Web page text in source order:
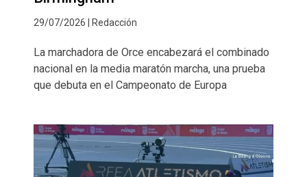
29/07/2026 | Redacción
La marchadora de Orce encabezará el combinado
nacional en la media maratón marcha, una prueba
que debuta en el Campeonato de Europa